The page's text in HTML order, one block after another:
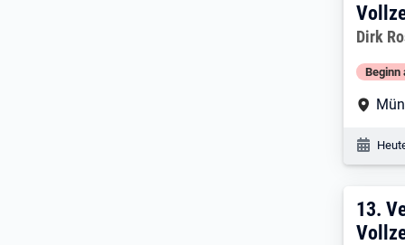
Dirk
Beginn
13:
13.